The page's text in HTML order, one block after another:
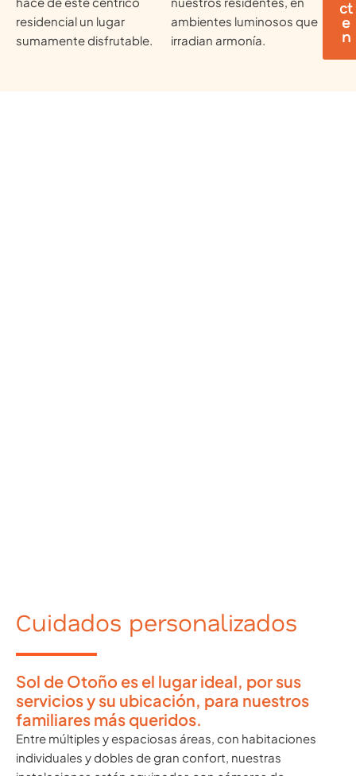
residencial un lugar
sumamente disfrutable.
ambientes luminosos que
irradian armonía.
ct
e
n
Cuidados personalizados
Sol de Otoño es el lugar ideal, por sus
servicios y su ubicación, para nuestros
familiares más queridos.
Entre múltiples y espaciosas áreas, con habitaciones
individuales y dobles de gran confort, nuestras